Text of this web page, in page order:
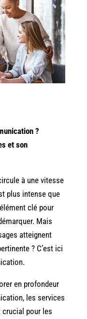
?
et son
à une vitesse
plus intense que
clé pour
Mais
atteignent
? C’est ici
en profondeur
les services
crucial pour les